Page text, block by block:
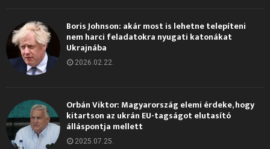
Boris Johnson: akár most is lehetne telepíteni
nem harci feladatokra nyugati katonákat
Ukrajnába
2026.02.22.
Orbán Viktor: Magyarország elemi érdeke, hogy
kitartson az ukrán EU-tagságot elutasító
álláspontja mellett
2025.07.25.